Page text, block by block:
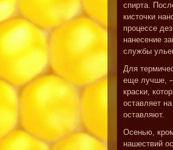
спирта.
кисточки
процессе
нанесение
службы
Для
еще лучше, —
краски,
оставляет
оставляют.
Осенью,
нашествий